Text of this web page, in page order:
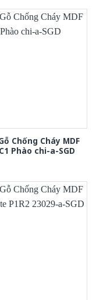
Chống Cháy MDF
Phào chi-a-SGD